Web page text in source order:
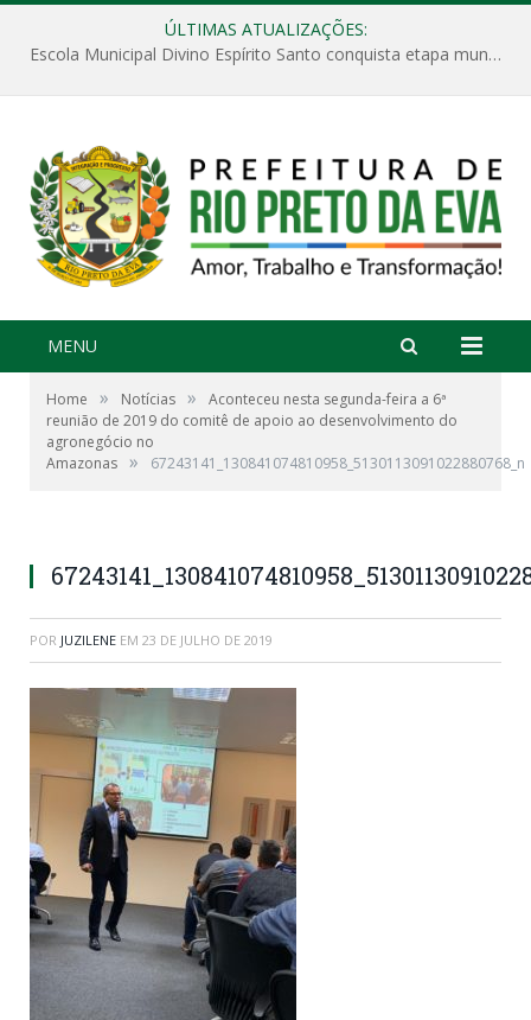
ÚLTIMAS ATUALIZAÇÕES:
Escola Municipal Divino Espírito Santo conquista etapa municipal da V Feira Amazonense de Matemática
MENU
Home » Notícias »
Aconteceu nesta segunda-feira a 6ª
reunião de 2019 do comitê de apoio ao desenvolvimento do
agronegócio no
Amazonas » 67243141_130841074810958_5130113091022880768_n
POR JUZILENE EM 23 DE JULHO DE 2019